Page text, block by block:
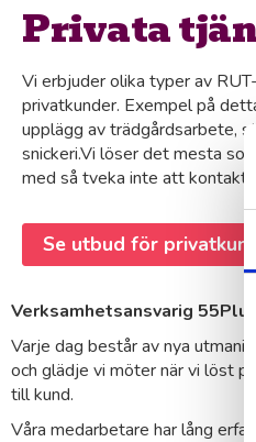
Privata
Vi erbjuder olika typer av
privatkunder. Exempel på
upplägg av trädgårdsarbete,
snickeri.Vi löser det mesta
med så tveka inte att
Se utbud för
Verksamhetsansvarig
Varje dag består av nya
och glädje vi möter när vi löst
till kund.
Våra medarbetare har lång